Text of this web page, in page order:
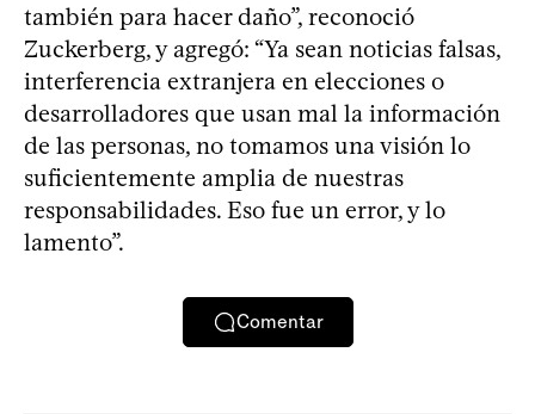
también para hacer daño”, reconoció
Zuckerberg, y agregó: “Ya sean noticias falsas,
interferencia extranjera en elecciones o
desarrolladores que usan mal la información
de las personas, no tomamos una visión lo
suficientemente amplia de nuestras
responsabilidades. Eso fue un error, y lo
lamento”.
Comentar